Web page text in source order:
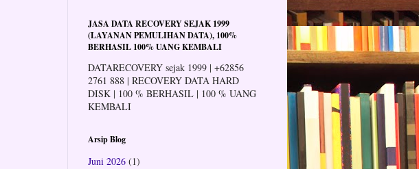
JASA DATA RECOVERY SEJAK 1999
(LAYANAN PEMULIHAN DATA), 100%
BERHASIL 100% UANG KEMBALI
DATARECOVERY sejak 1999 | +62856
2761 888 | RECOVERY DATA HARD
DISK | 100 % BERHASIL | 100 % UANG
KEMBALI
Arsip Blog
Juni 2026 (1)